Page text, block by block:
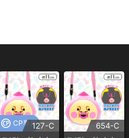
CP専用127-C 654-C